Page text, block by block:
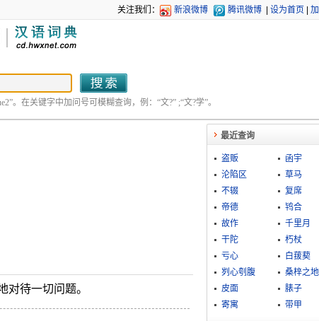
关注我们： 新浪微博 腾讯微博 设为首页
。在关键字中加问号可模糊查询，例：“文?” ;“文?学”。
待一切问题。
最近查询
盗贩
函宇
沦陷区
草马
不辍
复席
帝德
鸨合
故作
千里月
干陀
朽杖
亏心
白菝葜
刿心刳腹
桑梓之地
皮面
脿子
寄寓
带甲